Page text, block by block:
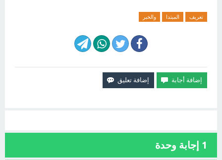
تعريف المبتدا والخبر
1 إجابة وحدة